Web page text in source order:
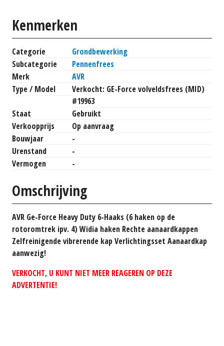
Kenmerken
Categorie
Grondbewerking
Subcategorie
Pennenfrees
Merk
AVR
Type / Model
Verkocht: GE-Force volveldsfrees (MID)
#19963
Staat
Gebruikt
Verkoopprijs
Op aanvraag
Bouwjaar
-
Urenstand
-
Vermogen
-
Omschrijving
AVR Ge-Force Heavy Duty 6-Haaks (6 haken op de
rotoromtrek ipv. 4) Widia haken Rechte aanaardkappen
Zelfreinigende vibrerende kap Verlichtingsset Aanaardkap
aanwezig!
VERKOCHT, U KUNT NIET MEER REAGEREN OP DEZE
ADVERTENTIE!